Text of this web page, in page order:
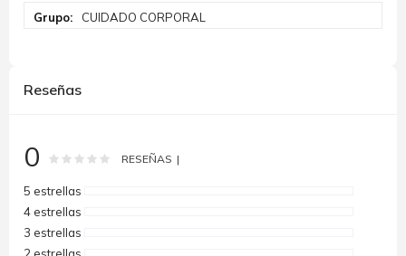
CUIDADO CORPORAL
Reseñas
0 Rating: % of100
RESEÑAS
5 estrellas
4 estrellas
3 estrellas
2 estrellas